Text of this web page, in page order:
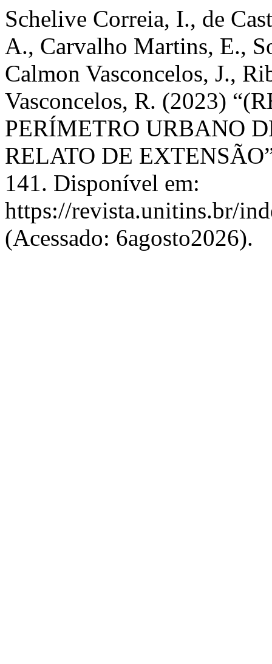
Schelive Correia, I., de
A., Carvalho Martins, E.,
Calmon Vasconcelos, J.,
Vasconcelos, R. (2023)
PERÍMETRO URBANO
RELATO DE
141. Disponível em:
https://revista.unitins.br/
(Acessado: 6agosto2026).